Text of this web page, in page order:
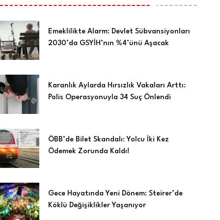
Emeklilikte Alarm: Devlet Sübvansiyonları
2030’da GSYİH’nın %4’ünü Aşacak
Karanlık Aylarda Hırsızlık Vakaları Arttı:
Polis Operasyonuyla 34 Suç Önlendi
ÖBB’de Bilet Skandalı: Yolcu İki Kez
Ödemek Zorunda Kaldı!
Gece Hayatında Yeni Dönem: Steirer’de
Köklü Değişiklikler Yaşanıyor